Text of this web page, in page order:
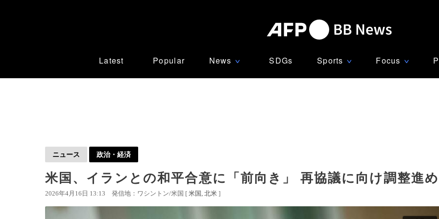
Latest Popular News ∨ SDGs Sports ∨ Focus ∨
ニュース 政治・経済
米国、イランとの和平合意に「前向き」 再協議に向け調整進
2026年4月16日 13:13 発信地：ワシントン/米国 [ 米国 北米 ]